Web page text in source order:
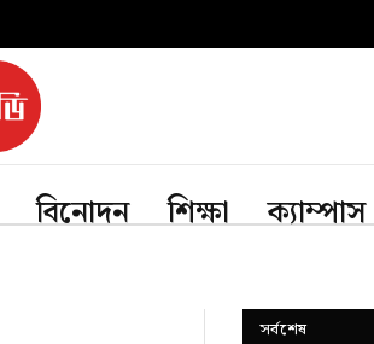
বিনোদন শিক্ষা ক্যাম্পাস
সর্বশেষ